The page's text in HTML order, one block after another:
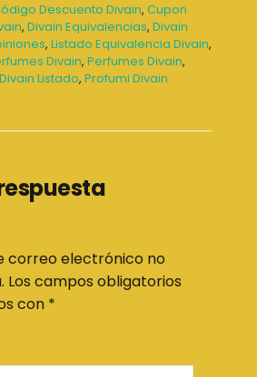
Descuento Divain, Cupon
, Divain Equivalencias, Divain
, Listado Equivalencia Divain,
Divain, Perfumes Divain,
Listado, Profumi Divain
correo electrónico no
Los campos obligatorios
con *